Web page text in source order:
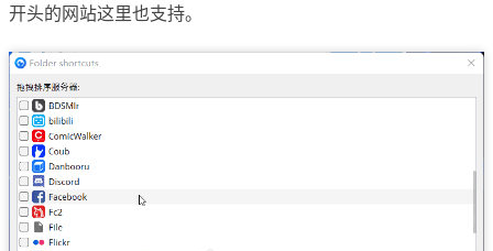
开头的网站这里也支持。